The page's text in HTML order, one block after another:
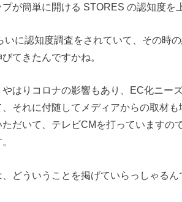
が簡単に開ける STORES の認知度を
いに認知度調査をされていて、その時
てきたんですかね。
やはりコロナの影響もあり、EC化ニー
それに付随してメディアからの取材
だいて、テレビCMを打っていますの
、どういうことを掲げていらっしゃるん